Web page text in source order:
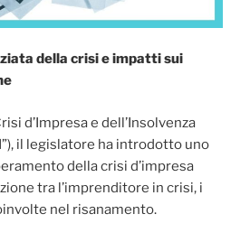
della crisi e impatti sui
d’Impresa e dell’Insolvenza
il legislatore ha introdotto uno
della crisi d’impresa
tra l’imprenditore in crisi, i
nel risanamento.